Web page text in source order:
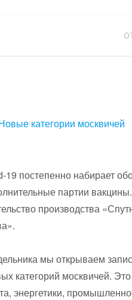
категории москвичей
19 постепенно набирает
партии вакцины.
производства
мы открываем
категорий москвичей.
энергетики,